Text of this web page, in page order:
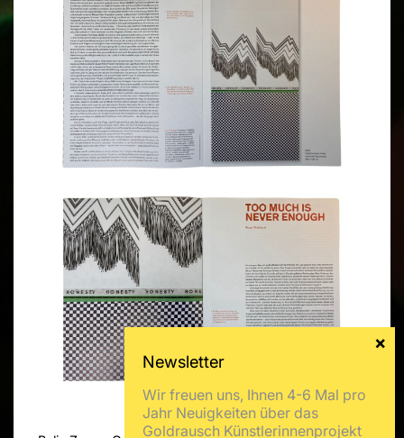
Wir freuen uns, Ihnen 4-6 Mal pro
Jahr Neuigkeiten über das
Goldrausch Künstlerinnenprojekt